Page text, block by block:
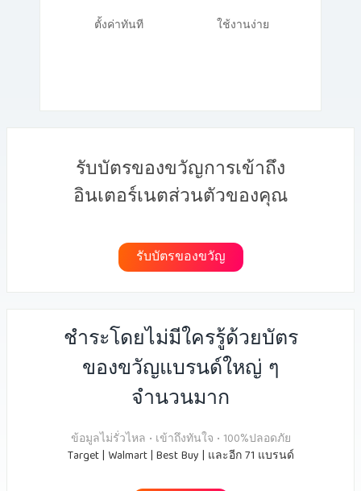
ตั้งค่าทันที ใช้งานง่าย
รับบัตรของขวัญการเข้าถึง
อินเตอร์เนตส่วนตัวของคุณ
รับบัตรของขวัญ
ชำระโดยไม่มีใครรู้ด้วยบัตร
ของขวัญแบรนด์ใหญ่ ๆ
จำนวนมาก
ข้อมูลไม่รั่วไหล • เข้าถึงทันใจ • 100%ปลอดภัย
Target | Walmart | Best Buy | และอีก 71 แบรนด์